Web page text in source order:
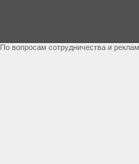
По вопросам сотрудничества и